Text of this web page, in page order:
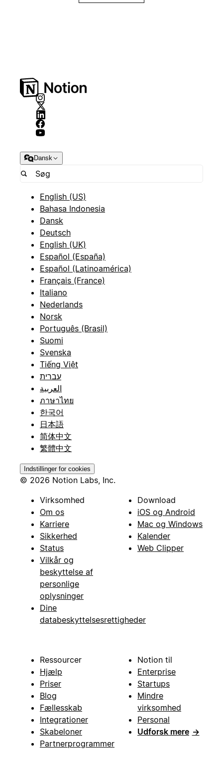
Dansk
English (US)
Bahasa Indonesia
Dansk
Deutsch
English (UK)
Español (España)
Español (Latinoamérica)
Français (France)
Italiano
Nederlands
Norsk
Português (Brasil)
Suomi
Svenska
Tiếng Việt
עברית
العربية
ภาษาไทย
한국어
日本語
简体中文
繁體中文
Indstillinger for cookies
© 2026 Notion Labs, Inc.
Virksomhed
Om os
Karriere
Sikkerhed
Status
Vilkår og
beskyttelse af
personlige
oplysninger
Dine
databeskyttelsesrettigheder
Download
iOS og Android
Mac og Windows
Kalender
Web Clipper
Ressourcer
Hjælp
Priser
Blog
Fællesskab
Integrationer
Skabeloner
Partnerprogrammer
Notion til
Enterprise
Startups
Mindre
virksomhed
Personal
Udforsk mere →